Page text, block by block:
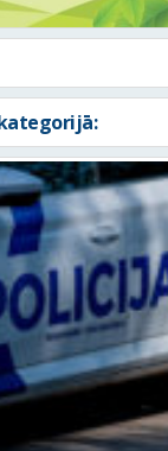
motocikla sadursme